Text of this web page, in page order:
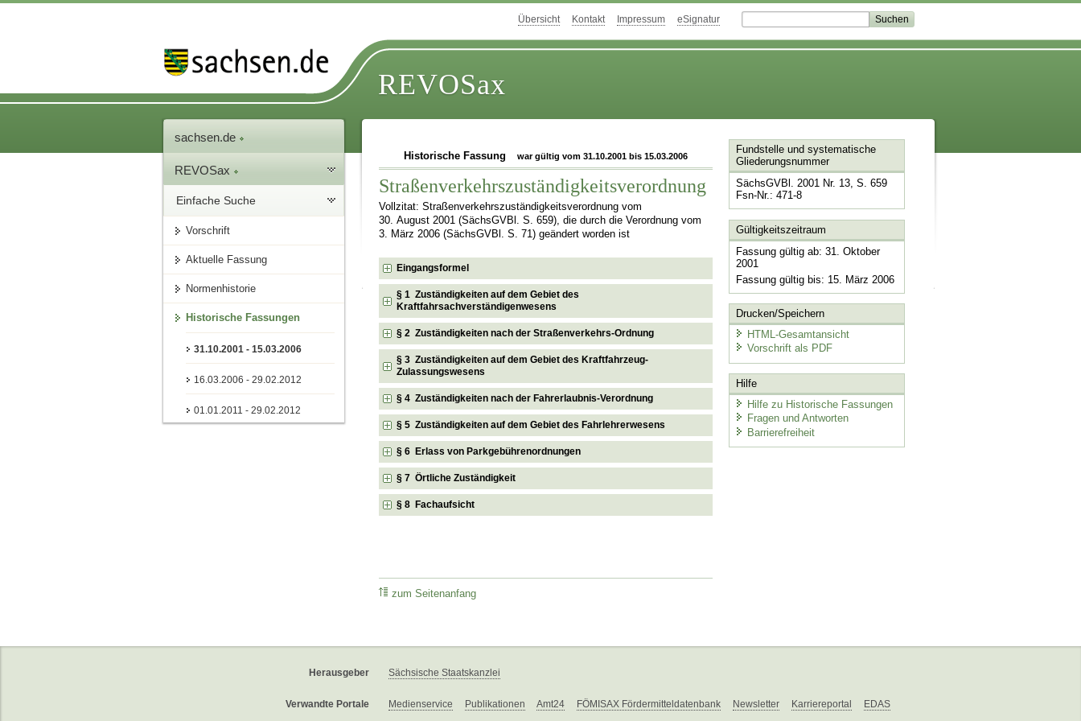
Übersicht Kontakt Impressum eSignatur
REVOSax
sachsen.de
REVOSax
Einfache Suche
Vorschrift
Aktuelle Fassung
Normenhistorie
Historische Fassungen
31.10.2001 - 15.03.2006
16.03.2006 - 29.02.2012
01.01.2011 - 29.02.2012
Historische Fassung war gültig vom 31.10.2001 bis 15.03.2006
Straßenverkehrszuständigkeitsverordnung
Vollzitat: Straßenverkehrszuständigkeitsverordnung vom
30. August 2001 (SächsGVBl. S. 659), die durch die Verordnung vom
3. März 2006 (SächsGVBl. S. 71) geändert worden ist
Eingangsformel
§ 1 Zuständigkeiten auf dem Gebiet des
Kraftfahrsachverständigenwesens
§ 2 Zuständigkeiten nach der Straßenverkehrs-Ordnung
§ 3 Zuständigkeiten auf dem Gebiet des Kraftfahrzeug-
Zulassungswesens
§ 4 Zuständigkeiten nach der Fahrerlaubnis-Verordnung
§ 5 Zuständigkeiten auf dem Gebiet des Fahrlehrerwesens
§ 6 Erlass von Parkgebührenordnungen
§ 7 Örtliche Zuständigkeit
§ 8 Fachaufsicht
zum Seitenanfang
Fundstelle und systematische
Gliederungsnummer
SächsGVBl. 2001 Nr. 13, S. 659
Fsn-Nr.: 471-8
Gültigkeitszeitraum
Fassung gültig ab: 31. Oktober
2001
Fassung gültig bis: 15. März 2006
Drucken/Speichern
HTML-Gesamtansicht
Vorschrift als PDF
Hilfe
Hilfe zu Historische Fassungen
Fragen und Antworten
Barrierefreiheit
Herausgeber Sächsische Staatskanzlei
Verwandte Portale Medienservice Publikationen Amt24 FÖMISAX Fördermitteldatenbank Newsletter Karriereportal EDAS